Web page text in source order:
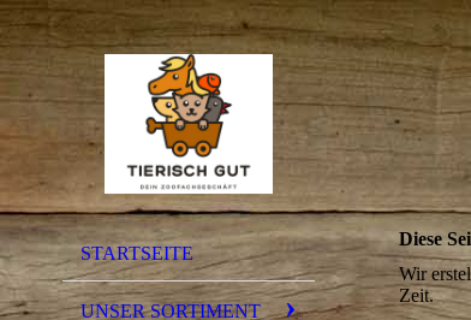
STARTSEITE
UNSER SORTIMENT
Diese
Wir
Zeit.